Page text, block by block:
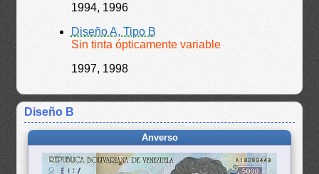
1994, 1996
Diseño A, Tipo B
Sin tinta ópticamente variable
1997, 1998
Diseño B
Anverso